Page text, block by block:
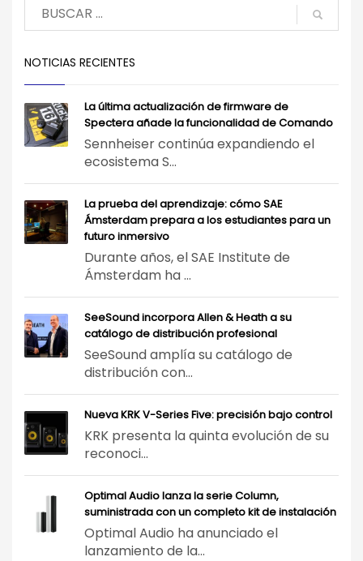
NOTICIAS RECIENTES
La última actualización de firmware de
Spectera añade la funcionalidad de Comando
Sennheiser continúa expandiendo el
ecosistema S...
La prueba del aprendizaje: cómo SAE
Ámsterdam prepara a los estudiantes para un
futuro inmersivo
Durante años, el SAE Institute de
Ámsterdam ha ...
SeeSound incorpora Allen & Heath a su
catálogo de distribución profesional
SeeSound amplía su catálogo de
distribución con...
Nueva KRK V-Series Five: precisión bajo control
KRK presenta la quinta evolución de su
reconoci...
Optimal Audio lanza la serie Column,
suministrada con un completo kit de instalación
Optimal Audio ha anunciado el
lanzamiento de la...